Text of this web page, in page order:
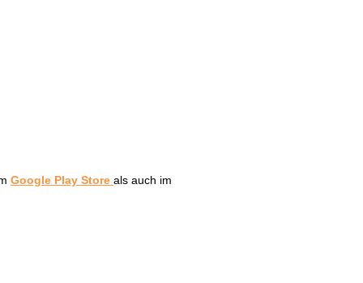
Google Play Store als auch im